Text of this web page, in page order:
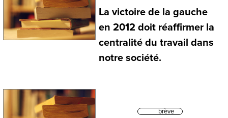
La victoire de la gauche
en 2012 doit réaffirmer la
centralité du travail dans
notre société.
brève